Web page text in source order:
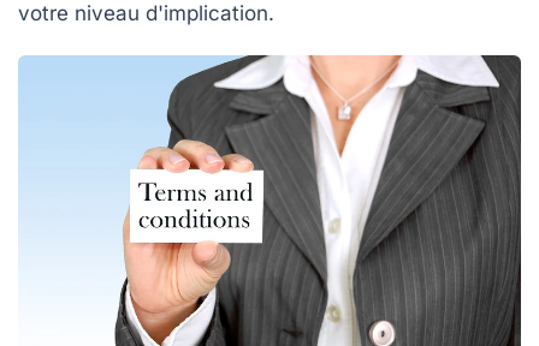
votre niveau d'implication.